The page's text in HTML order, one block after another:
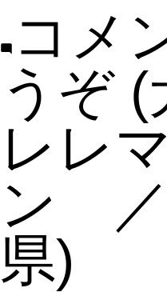
コメ
うぞ (
レレ
ン
県)